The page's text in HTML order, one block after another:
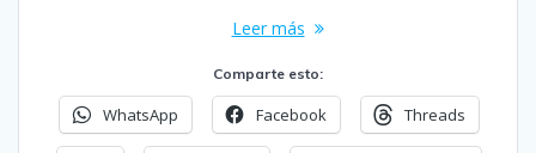
Leer más
Comparte esto:
WhatsApp Facebook Threads